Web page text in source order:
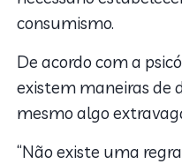
consumismo.
De acordo com a
existem maneiras de
mesmo algo
“Não existe uma